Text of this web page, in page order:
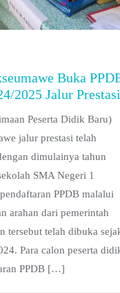
Buka
2025 Jalur Prestasi
Peserta Didik Baru)
jalur prestasi telah
dimulainya tahun
SMA Negeri 1
PPDB malalui
arahan dari pemerintah
tersebut telah dibuka
Para calon peserta
PPDB […]